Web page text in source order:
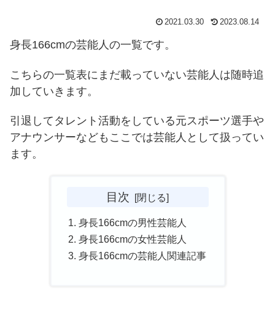
2021.03.30 2023.08.14
身長166cmの芸能人の一覧です。
こちらの一覧表にまだ載っていない芸能人は随時追
加していきます。
引退してタレント活動をしている元スポーツ選手や
アナウンサーなどもここでは芸能人として扱ってい
ます。
目次
身長166cmの男性芸能人
身長166cmの女性芸能人
身長166cmの芸能人関連記事